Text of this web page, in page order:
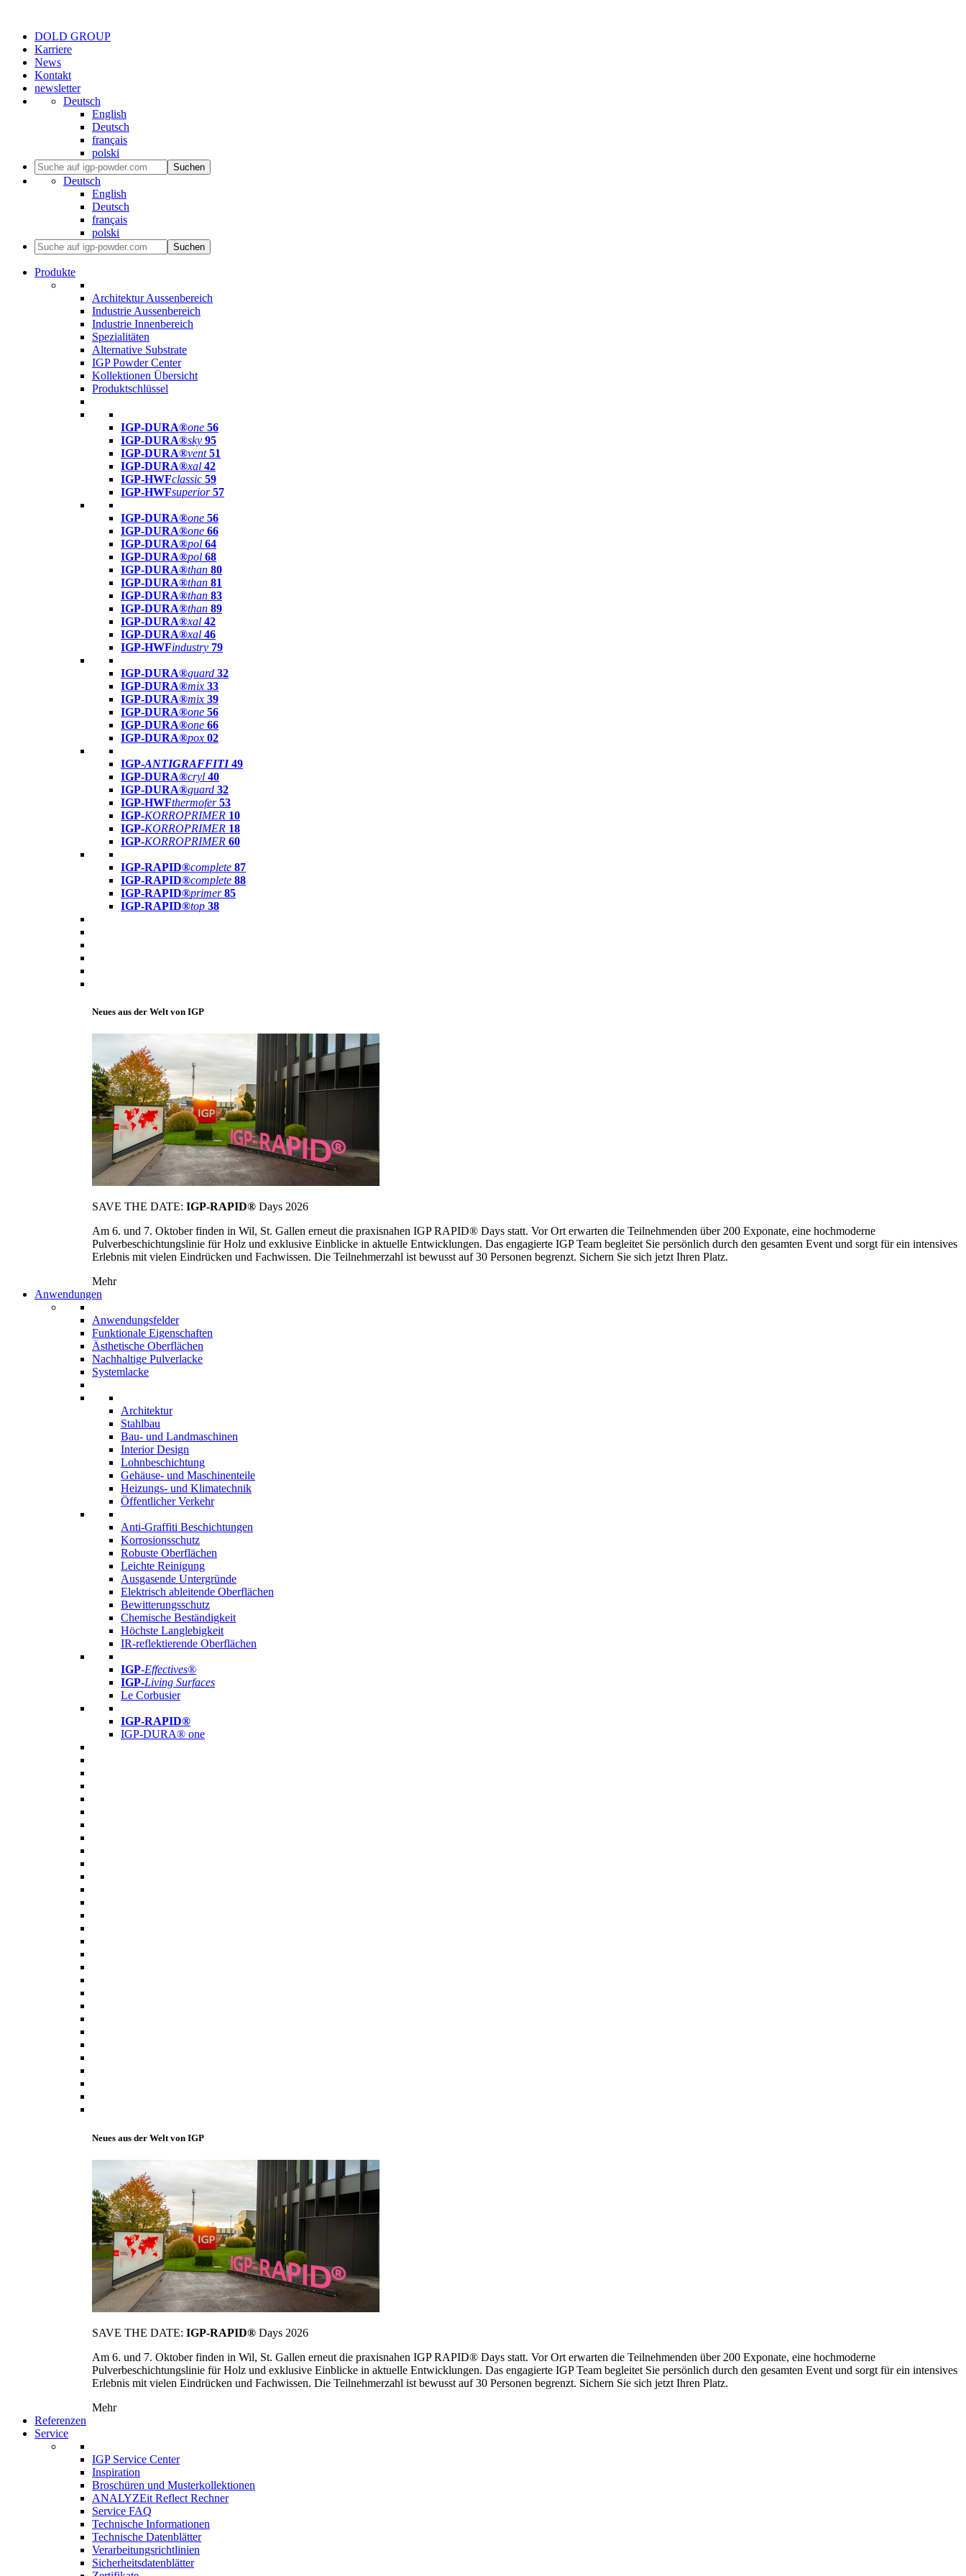
DOLD GROUP
Karriere
News
Kontakt
newsletter
Deutsch
English
Deutsch
français
polski
Suchen
Deutsch
English
Deutsch
français
polski
Suchen
Produkte
Architektur Aussenbereich
Industrie Aussenbereich
Industrie Innenbereich
Spezialitäten
Alternative Substrate
IGP Powder Center
Kollektionen Übersicht
Produktschlüssel
IGP-DURA®one 56
IGP-DURA®sky 95
IGP-DURA®vent 51
IGP-DURA®xal 42
IGP-HWFclassic 59
IGP-HWFsuperior 57
IGP-DURA®one 56
IGP-DURA®one 66
IGP-DURA®pol 64
IGP-DURA®pol 68
IGP-DURA®than 80
IGP-DURA®than 81
IGP-DURA®than 83
IGP-DURA®than 89
IGP-DURA®xal 42
IGP-DURA®xal 46
IGP-HWFindustry 79
IGP-DURA®guard 32
IGP-DURA®mix 33
IGP-DURA®mix 39
IGP-DURA®one 56
IGP-DURA®one 66
IGP-DURA®pox 02
IGP-ANTIGRAFFITI49
IGP-DURA®cryl 40
IGP-DURA®guard 32
IGP-HWFthermofer 53
IGP-KORROPRIMER 10
IGP-KORROPRIMER 18
IGP-KORROPRIMER 60
IGP-RAPID®complete 87
IGP-RAPID®complete 88
IGP-RAPID®primer 85
IGP-RAPID®top 38
Neues aus der Welt von IGP
SAVE THE DATE: IGP-RAPID® Days 2026
Am 6. und 7. Oktober finden in Wil, St. Gallen erneut die praxisnahen IGP RAPID® Days statt. Vor Ort erwarten die Teilnehmenden über 200 Exponate, eine hochmoderne
Pulverbeschichtungslinie für Holz und exklusive Einblicke in aktuelle Entwicklungen. Das engagierte IGP Team begleitet Sie persönlich durch den gesamten Event und sorgt für ein intensives
Erlebnis mit vielen Eindrücken und Fachwissen. Die Teilnehmerzahl ist bewusst auf 30 Personen begrenzt. Sichern Sie sich jetzt Ihren Platz.
Mehr
Anwendungen
Anwendungsfelder
Funktionale Eigenschaften
Ästhetische Oberflächen
Nachhaltige Pulverlacke
Systemlacke
Architektur
Stahlbau
Bau- und Landmaschinen
Interior Design
Lohnbeschichtung
Gehäuse- und Maschinenteile
Heizungs- und Klimatechnik
Öffentlicher Verkehr
Anti-Graffiti Beschichtungen
Korrosionsschutz
Robuste Oberflächen
Leichte Reinigung
Ausgasende Untergründe
Elektrisch ableitende Oberflächen
Bewitterungsschutz
Chemische Beständigkeit
Höchste Langlebigkeit
IR-reflektierende Oberflächen
IGP-Effectives®
IGP-Living Surfaces
Le Corbusier
IGP-RAPID®
IGP-DURA® one
Neues aus der Welt von IGP
SAVE THE DATE: IGP-RAPID® Days 2026
Am 6. und 7. Oktober finden in Wil, St. Gallen erneut die praxisnahen IGP RAPID® Days statt. Vor Ort erwarten die Teilnehmenden über 200 Exponate, eine hochmoderne
Pulverbeschichtungslinie für Holz und exklusive Einblicke in aktuelle Entwicklungen. Das engagierte IGP Team begleitet Sie persönlich durch den gesamten Event und sorgt für ein intensives
Erlebnis mit vielen Eindrücken und Fachwissen. Die Teilnehmerzahl ist bewusst auf 30 Personen begrenzt. Sichern Sie sich jetzt Ihren Platz.
Mehr
Referenzen
Service
IGP Service Center
Inspiration
Broschüren und Musterkollektionen
ANALYZEit Reflect Rechner
Service FAQ
Technische Informationen
Technische Datenblätter
Verarbeitungsrichtlinien
Sicherheitsdatenblätter